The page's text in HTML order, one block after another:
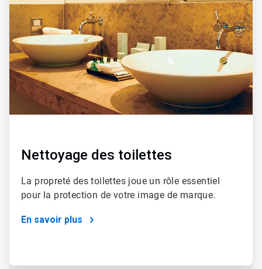
Nettoyage des toilettes
La propreté des toilettes joue un rôle essentiel
pour la protection de votre image de marque.
En savoir plus